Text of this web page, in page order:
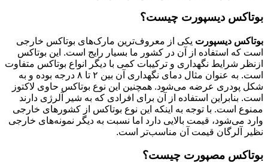
بوتاکس دیسپورت چیست؟
بوتاکس دیسپورت یکی از معروف‌ترین مارک‌های بوتاکس خارجی
است که استفاده از آن در کشور ما بسیار رایج است. این بوتاکس
ازنظر شرایط نگهداری و ترکیبات کمی با دیگر انواع بوتاکس متفاوت
است. به‌ عنوان‌ مثال دمای نگهداری آن بین ۲ تا ۸ درجه بوده و به
شکل پودری عرضه می‌شود. همچنین این نوع بوتاکس حاوی لاکتوز
است. بنابراین استفاده از آن برای افرادی که به شیر آلرژی دارند
ممنوع است. با توجه به اینکه این نوع بوتاکس از کشورهای خارجی
وارد می‌شود، قیمت بالایی دارد اما نسبت به دیگر نمونه‌های خارجی
نظیر آلرگان قیمت آن مناسب‌تر است.
بوتاکس مصپورت چیست؟